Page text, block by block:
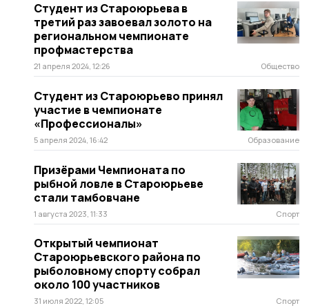
Студент из Староюрьева в
третий раз завоевал золото на
региональном чемпионате
профмастерства
21 апреля 2024, 12:26 Общество
Студент из Староюрьево принял
участие в чемпионате
«Профессионалы»
5 апреля 2024, 16:42 Образование
Призёрами Чемпионата по
рыбной ловле в Староюрьеве
стали тамбовчане
1 августа 2023, 11:33 Спорт
Открытый чемпионат
Староюрьевского района по
рыболовному спорту собрал
около 100 участников
31 июля 2022, 12:05 Спорт